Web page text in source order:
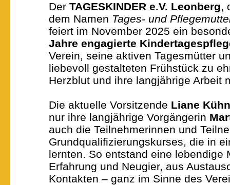
Der TAGESKINDER e.V. Leonberg,
dem Namen Tages- und
feiert im November 2025 ein
Jahre engagierte
Verein, seine aktiven Tagesmütter
liebevoll gestalteten Frühstück zu
Herzblut und ihre langjährige Arbeit
Die aktuelle Vorsitzende Liane
nur ihre langjährige Vorgängerin
auch die Teilnehmerinnen und
Grundqualifizierungskurses, die in
lernten. So entstand eine lebendige
Erfahrung und Neugier, aus
Kontakten – ganz im Sinne des